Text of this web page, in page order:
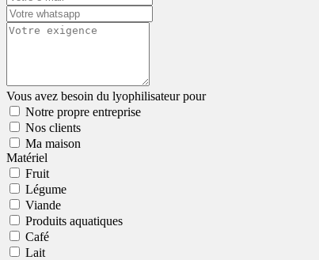
Vous avez besoin du lyophilisateur pour
Notre propre entreprise
Nos clients
Ma maison
Matériel
Fruit
Légume
Viande
Produits aquatiques
Café
Lait